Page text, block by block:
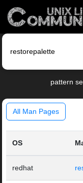
pattern
All Man Pages
OS
redhat